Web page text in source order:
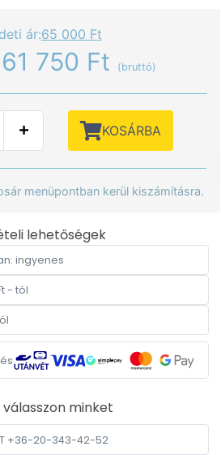
ár:65 000 Ft
61 750 Ft (bruttó)
KOSÁRBA
menüpontban kerül kiszámításra.
lehetőségek
ingyenes
- tól
minket
+36-20-343-42-52